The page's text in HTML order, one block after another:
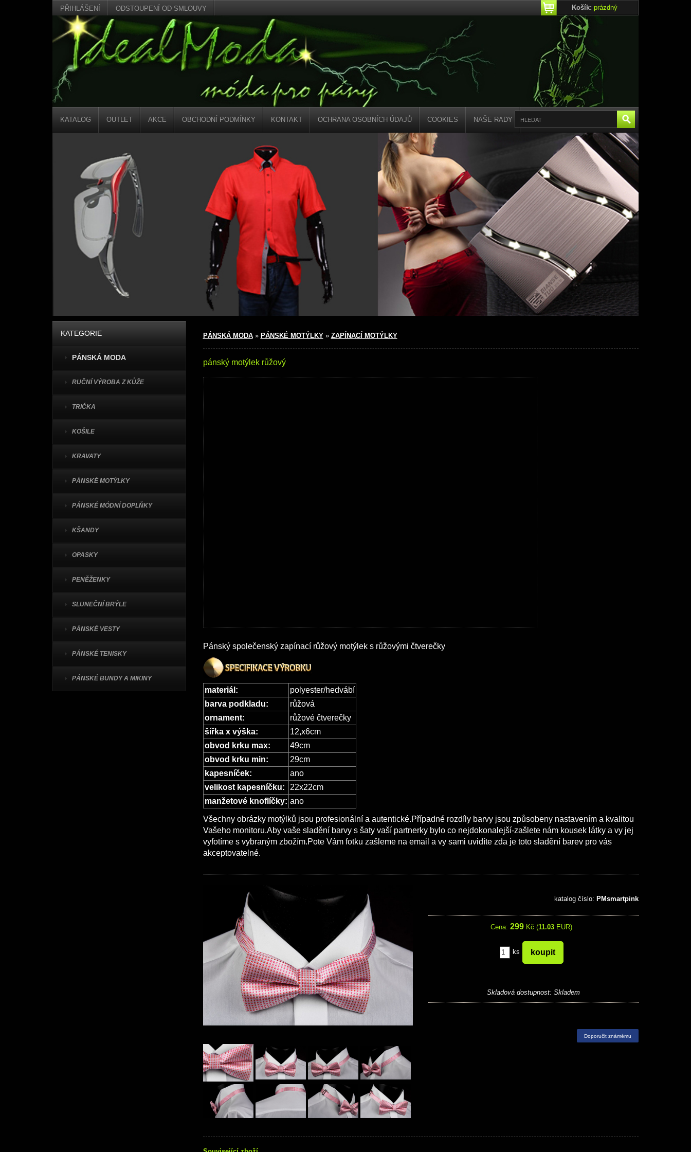
PŘIHLÁŠENÍ ODSTOUPENÍ OD SMLOUVY Košík: prázdný
KATALOG OUTLET AKCE OBCHODNÍ PODMÍNKY KONTAKT OCHRANA OSOBNÍCH ÚDAJŮ COOKIES NAŠE RADY
KATEGORIE
PÁNSKÁ MODA
RUČNÍ VÝROBA Z KŮŽE
TRIČKA
KOŠILE
KRAVATY
PÁNSKÉ MOTÝLKY
PÁNSKÉ MÓDNÍ DOPLŇKY
KŠANDY
OPASKY
PENĚŽENKY
SLUNEČNÍ BRÝLE
PÁNSKÉ VESTY
PÁNSKÉ TENISKY
PÁNSKÉ BUNDY A MIKINY
PÁNSKÁ MODA» PÁNSKÉ MOTÝLKY» ZAPÍNACÍ MOTÝLKY
pánský motýlek růžový
Pánský společenský zapínací růžový motýlek s růžovými čtverečky
materiál:
polyester/hedvábí
barva podkladu:
růžová
ornament:
růžové čtverečky
šířka x výška:
12,x6cm
obvod krku max:
49cm
obvod krku min:
29cm
kapesníček:
ano
velikost kapesníčku:
22x22cm
manžetové knoflíčky: ano
Všechny obrázky motýlků jsou profesionální a autentické.Případné rozdíly barvy jsou způsobeny nastavením a kvalitou
Vašeho monitoru.Aby vaše sladění barvy s šaty vaší partnerky bylo co nejdokonalejší-zašlete nám kousek látky a vy jej
vyfotíme s vybraným zbožím.Pote Vám fotku zašleme na email a vy sami uvidíte zda je toto sladění barev pro vás
akceptovatelné.
katalog číslo: PMsmartpink
Cena: 299 Kč (11.03 EUR)
ks
Skladová dostupnost:Skladem
Doporučit známému